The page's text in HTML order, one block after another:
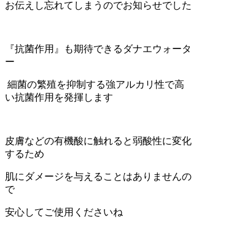
お伝えし忘れてしまうのでお知らせでした
『抗菌作用』も期待できるダナエウォータ
ー
細菌の繁殖を抑制する強アルカリ性で高
い抗菌作用を発揮します
皮膚などの有機酸に触れると弱酸性に変化
するため
肌にダメージを与えることはありませんの
で
安心してご使用くださいね